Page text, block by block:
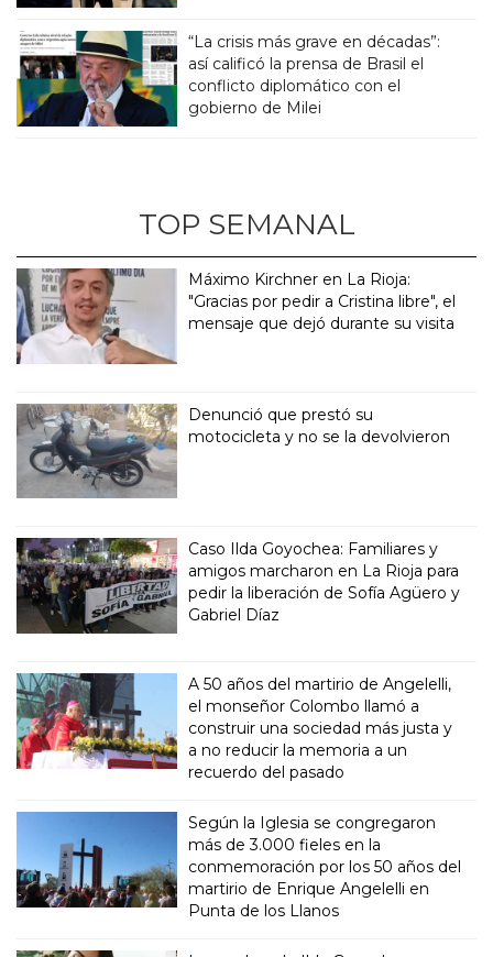
“La crisis más grave en décadas”:
así calificó la prensa de Brasil el
conflicto diplomático con el
gobierno de Milei
TOP SEMANAL
Máximo Kirchner en La Rioja:
"Gracias por pedir a Cristina libre", el
mensaje que dejó durante su visita
Denunció que prestó su
motocicleta y no se la devolvieron
Caso Ilda Goyochea: Familiares y
amigos marcharon en La Rioja para
pedir la liberación de Sofía Agüero y
Gabriel Díaz
A 50 años del martirio de Angelelli,
el monseñor Colombo llamó a
construir una sociedad más justa y
a no reducir la memoria a un
recuerdo del pasado
Según la Iglesia se congregaron
más de 3.000 fieles en la
conmemoración por los 50 años del
martirio de Enrique Angelelli en
Punta de los Llanos